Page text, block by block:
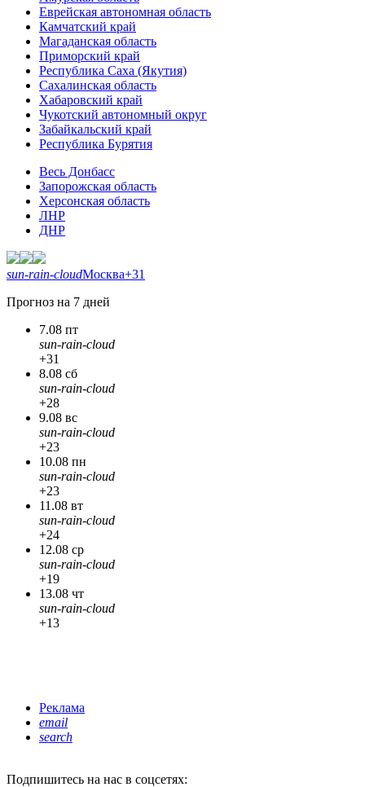
Еврейская автономная область
Камчатский край
Магаданская область
Приморский край
Республика Саха (Якутия)
Сахалинская область
Хабаровский край
Чукотский автономный округ
Забайкальский край
Республика Бурятия
Весь Донбасс
Запорожская область
Херсонская область
ЛНР
ДНР
sun-rain-cloudМосква+31
Прогноз на 7 дней
7.08 пт
sun-rain-cloud
+31
8.08 сб
sun-rain-cloud
+28
9.08 вс
sun-rain-cloud
+23
10.08 пн
sun-rain-cloud
+23
11.08 вт
sun-rain-cloud
+24
12.08 ср
sun-rain-cloud
+19
13.08 чт
sun-rain-cloud
+13
Реклама
email
search
Подпишитесь на нас в соцсетях: